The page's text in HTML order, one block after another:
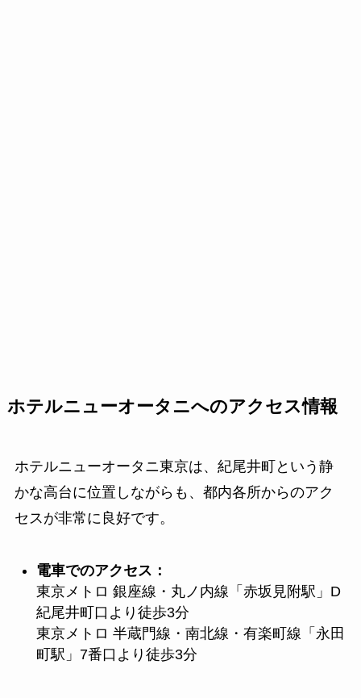
ホテルニューオータニへのアクセス情報
ホテルニューオータニ東京は、紀尾井町という静
かな高台に位置しながらも、都内各所からのアク
セスが非常に良好です。
電車でのアクセス：
東京メトロ 銀座線・丸ノ内線「赤坂見附駅」D
紀尾井町口より徒歩3分
東京メトロ 半蔵門線・南北線・有楽町線「永田
町駅」7番口より徒歩3分